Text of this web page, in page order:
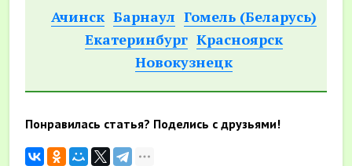
Ачинск Барнаул Гомель (Беларусь)
Екатеринбург Красноярск
Новокузнецк
Понравилась статья? Поделись с друзьями!